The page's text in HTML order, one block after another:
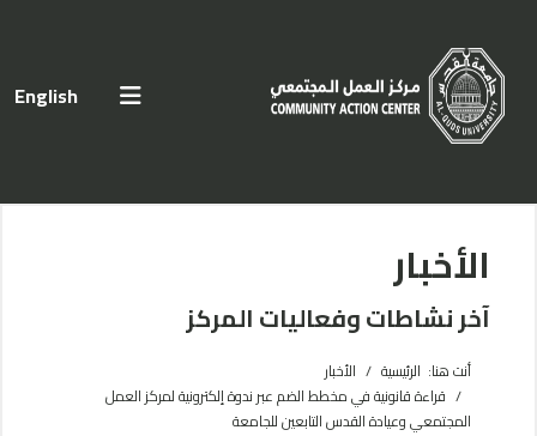
اختر لغتك
English
الأخبار
آخر نشاطات وفعاليات المركز
أنت هنا: الرئيسية
الأخبار
قراءة قانونية في مخطط الضم عبر ندوة إلكترونية لمركز العمل
المجتمعي وعيادة القدس التابعين للجامعة